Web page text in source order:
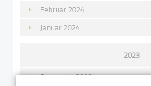
Februar 2024
Januar 2024
2023
Dezember 2023